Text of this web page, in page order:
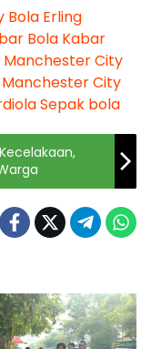
Bola Erling
Bola Kabar
Manchester City
City
Sepak bola